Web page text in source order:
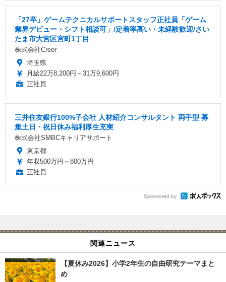
「27卒」ゲームテクニカルサポートスタッフ正社員「ゲーム
業界デビュー・シフト相談可」/定着率高い・未経験歓迎/さい
たま市大宮区宮町1丁目
株式会社Creer
埼玉県
月給22万8,200円～31万9,600円
正社員
三井住友銀行100%子会社 人材紹介コンサルタント 両手型 募
集土日・祝日休み福利厚生充実
株式会社SMBCキャリアサポート
東京都
年収500万円～800万円
正社員
Sponsored by
関連ニュース
【夏休み2026】小学2年生の自由研究テーマまと
め